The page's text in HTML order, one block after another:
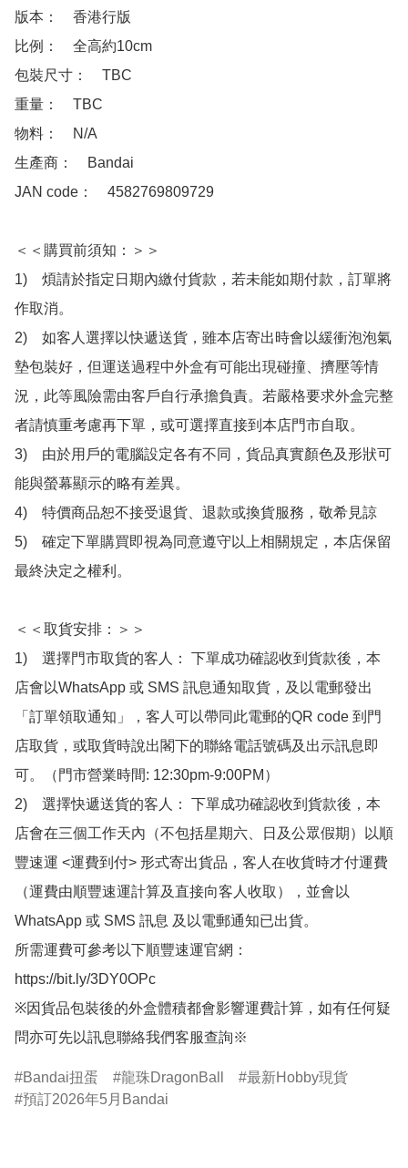
版本：　香港行版
比例：　全高約10cm
包裝尺寸：　TBC
重量：　TBC
物料：　N/A
生產商：　Bandai
JAN code：　4582769809729
＜＜購買前須知：＞＞
1)　煩請於指定日期內繳付貨款，若未能如期付款，訂單將
作取消。
2)　如客人選擇以快遞送貨，雖本店寄出時會以緩衝泡泡氣
墊包裝好，但運送過程中外盒有可能出現碰撞、擠壓等情
況，此等風險需由客戶自行承擔負責。若嚴格要求外盒完整
者請慎重考慮再下單，或可選擇直接到本店門市自取。
3)　由於用戶的電腦設定各有不同，貨品真實顏色及形狀可
能與螢幕顯示的略有差異。
4)　特價商品恕不接受退貨、退款或換貨服務，敬希見諒
5)　確定下單購買即視為同意遵守以上相關規定，本店保留
最終決定之權利。
＜＜取貨安排：＞＞
1)　選擇門市取貨的客人： 下單成功確認收到貨款後，本
店會以WhatsApp 或 SMS 訊息通知取貨，及以電郵發出
「訂單領取通知」，客人可以帶同此電郵的QR code 到門
店取貨，或取貨時說出閣下的聯絡電話號碼及出示訊息即
可。（門市營業時間: 12:30pm-9:00PM）
2)　選擇快遞送貨的客人： 下單成功確認收到貨款後，本
店會在三個工作天內（不包括星期六、日及公眾假期）以順
豐速運 <運費到付> 形式寄出貨品，客人在收貨時才付運費
（運費由順豐速運計算及直接向客人收取），並會以
WhatsApp 或 SMS 訊息 及以電郵通知已出貨。
所需運費可參考以下順豐速運官網：
https://bit.ly/3DY0OPc
※因貨品包裝後的外盒體積都會影響運費計算，如有任何疑
問亦可先以訊息聯絡我們客服查詢※
Bandai扭蛋 龍珠DragonBall
最新Hobby現貨
預訂2026年5月Bandai